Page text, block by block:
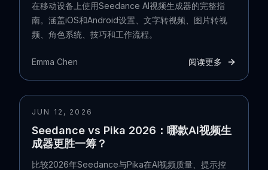
在移动设备上使用Seedance AI视频生成器的完整指
南。涵盖iOS和Android设置、文字转视频、图片转视
频、角色系统、技巧和工作流程。
Emma Chen 阅读更多
JUN 12, 2026
Seedance vs Pika 2026：哪款AI视频生
成器更胜一筹？
比较2026年Seedance与Pika在AI视频质量、提示控